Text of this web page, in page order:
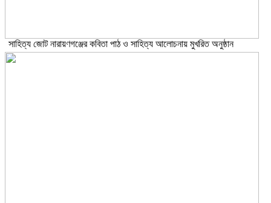
সাহিত্য জোট নারায়ণগঞ্জের কবিতা পাঠ ও সাহিত্য আলোচনায় মুখরিত অনুষ্ঠান